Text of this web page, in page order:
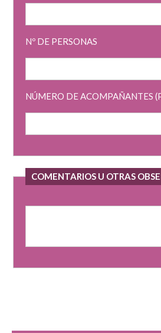
Nº DE PERSONAS
NÚMERO DE ACOMPAÑANTES
COMENTARIOS U OTRAS